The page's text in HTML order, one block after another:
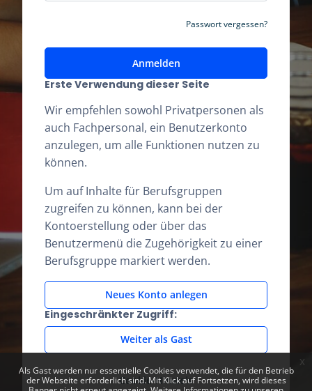
Als Gast werden nur essentielle Cookies verwendet, die für den Betrieb
der Webseite erforderlich sind. Mit Klick auf Fortsetzen, wird dieses
x
Passwort vergessen?
Anmelden
Erste Verwendung dieser Seite
Wir empfehlen sowohl Privatpersonen als
auch Fachpersonal, ein Benutzerkonto
anzulegen, um alle Funktionen nutzen zu
können.
Um auf Inhalte für Berufsgruppen
zugreifen zu können, kann bei der
Kontoerstellung oder über das
Benutzermenü die Zugehörigkeit zu einer
Berufsgruppe markiert werden.
Neues Konto anlegen
Eingeschränkter Zugriff:
Weiter als Gast
Cookie-Hinweis